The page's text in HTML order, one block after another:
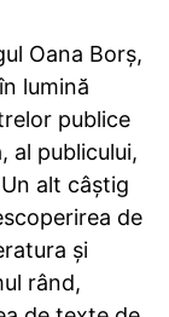
Oana Borș,
lumină
publice
al publicului,
alt câștig
de
și
rând,